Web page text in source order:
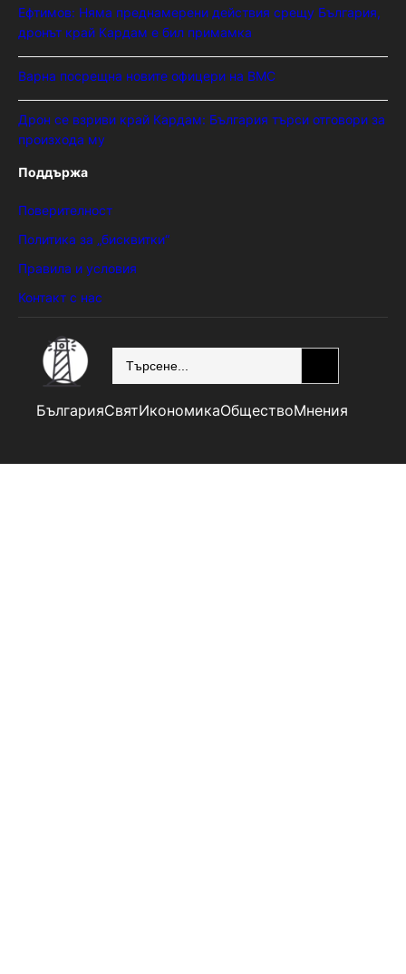
Ефтимов: Няма преднамерени действия срещу България,
дронът край Кардам е бил примамка
Варна посрещна новите офицери на ВМС
Дрон се взриви край Кардам: България търси отговори за
произхода му
Поддържа
Поверителност
Политика за „бисквитки“
Правила и условия
Контакт с нас
БългарияСвятИкономикаОбществоМнения